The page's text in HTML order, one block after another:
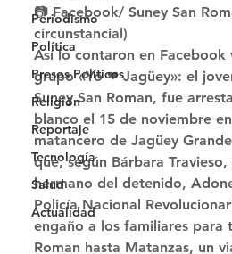
Periodismo
Política
Presos Políticos
Religión
Reportaje
Tecnología
Salud
Actualidad
📷 Facebook/ Suney San
circunstancial)
Así lo contaron en Facebook
grupo «Yo ❤ Jagüey»: el
Suney San Roman, fue
blanco el 15 de noviembre
matancero de Jagüey
que, según Bárbara
hermano del detenido,
Policía Nacional
engaño a los familiares para
Roman hasta Matanzas, un